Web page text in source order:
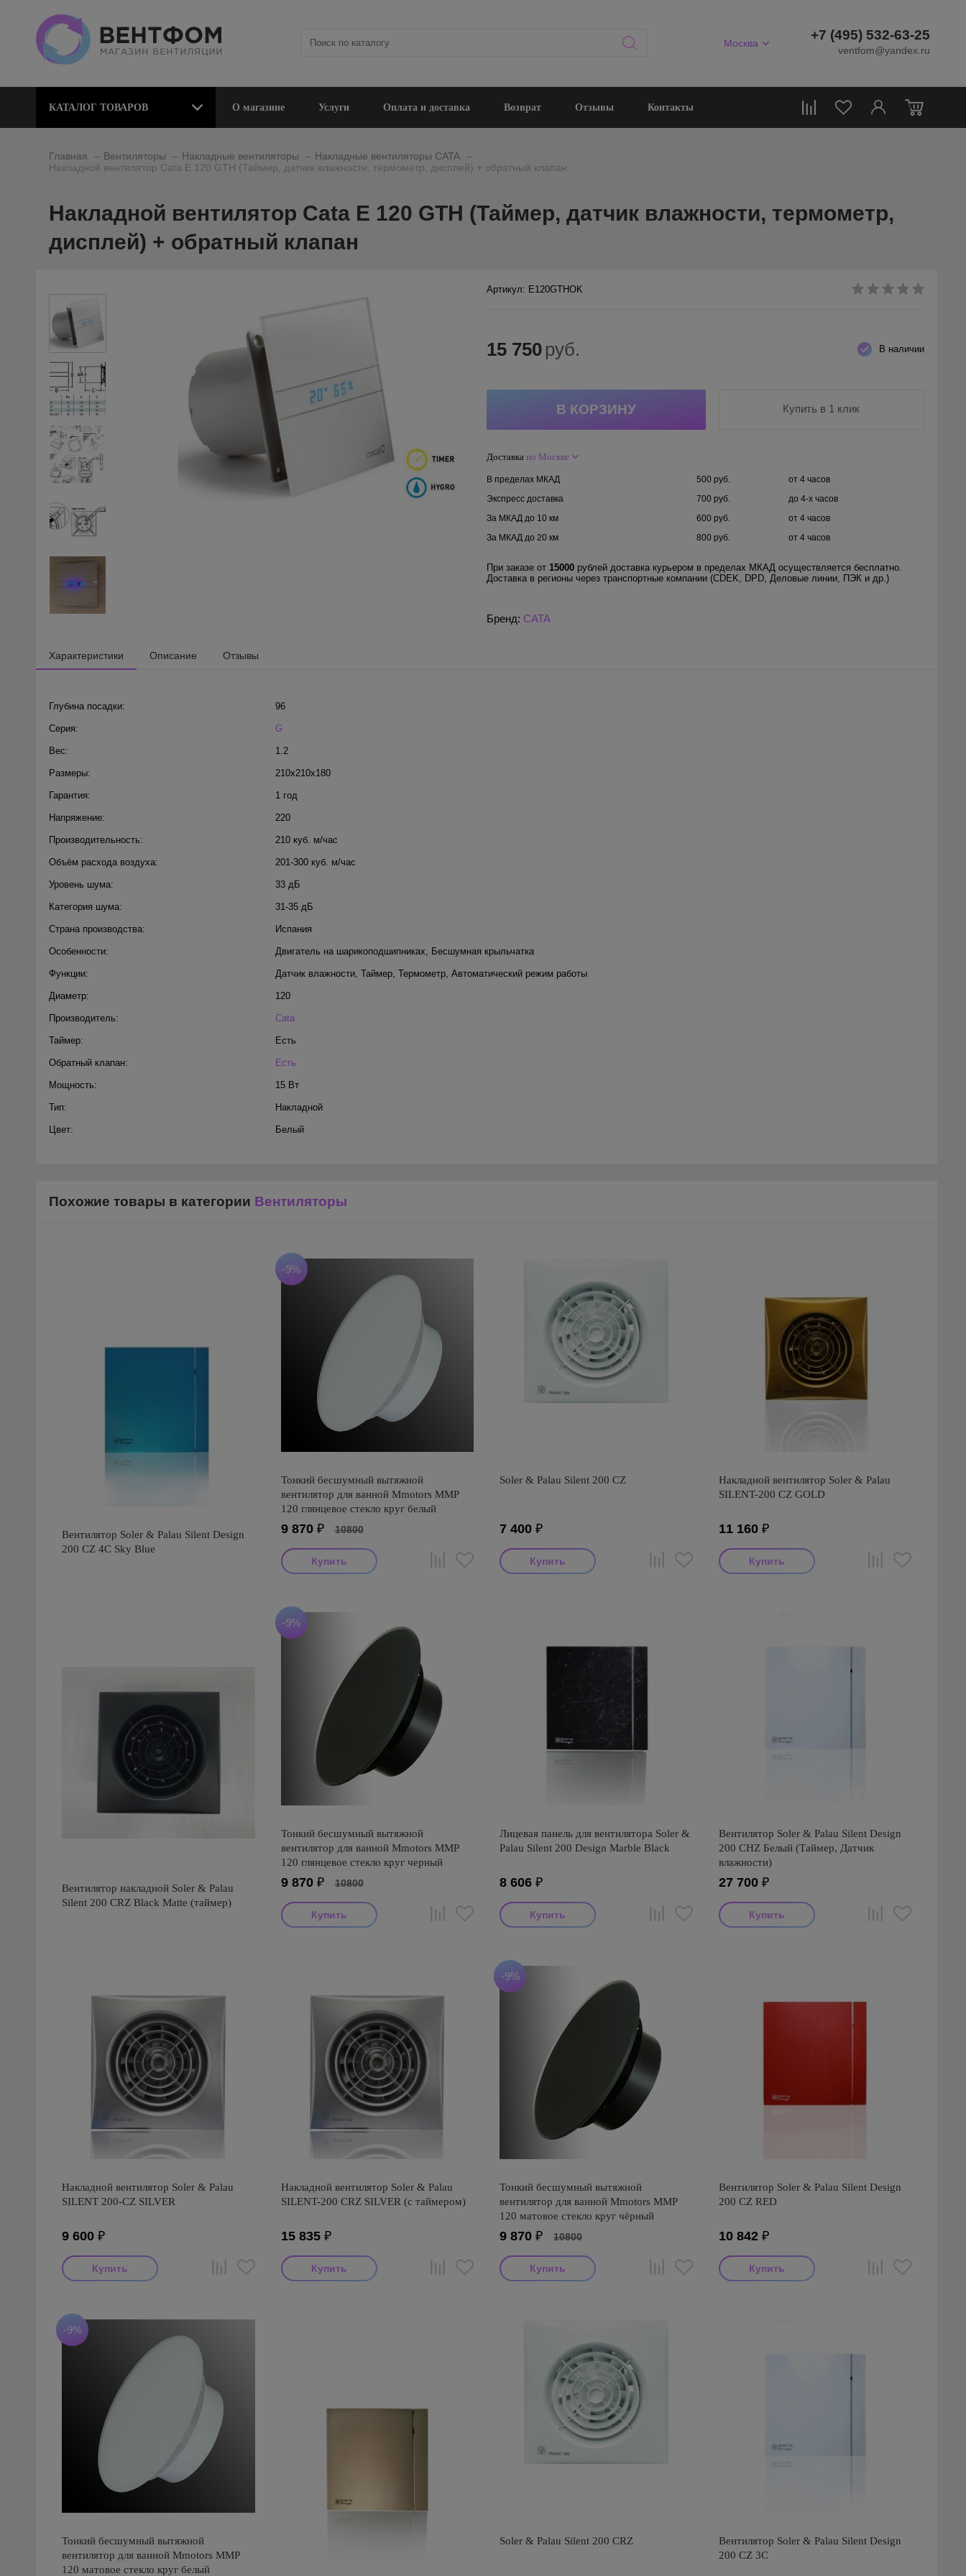
Москва
+7 (495) 532-63-25
ventfom@yandex.ru
0
КАТАЛОГ ТОВАРОВ О магазине Услуги Оплата и доставка Возврат Отзывы Контакты
Главная Вентиляторы Накладные вентиляторы Накладные вентиляторы CATA
Накладной вентилятор Cata E 120 GTH (Таймер, датчик влажности, термометр, дисплей) + обратный клапан
Накладной вентилятор Cata E 120 GTH (Таймер, датчик влажности, термометр,
дисплей) + обратный клапан
Артикул: E120GTHOK
В наличии
15 750 руб.
Купить в 1 клик
Доставка по Москве
В пределах МКАД 500 руб.
от 4 часов
Экспресс доставка
700 руб.
до 4-х часов
За МКАД до 10 км
600 руб.
от 4 часов
За МКАД до 20 км
800 руб. от 4 часов
При заказе от 15000 рублей доставка курьером в пределах МКАД осуществляется бесплатно.
Доставка в регионы через транспортные компании (CDEK, DPD, Деловые линии, ПЭК и др.)
Бренд: CATA
Характеристики Описание Отзывы
Глубина посадки: 96
Серия: G
Вес: 1.2
Размеры: 210x210x180
Гарантия: 1 год
Напряжение: 220
Производительность: 210 куб. м/час
Объём расхода воздуха: 201-300 куб. м/час
Уровень шума: 33 дБ
Категория шума: 31-35 дБ
Страна производства: Испания
Особенности: Двигатель на шарикоподшипниках, Бесшумная крыльчатка
Функции: Датчик влажности, Таймер, Термометр, Автоматический режим работы
Диаметр: 120
Производитель: Cata
Таймер: Есть
Обратный клапан: Есть
Мощность: 15 Вт
Тип: Накладной
Цвет: Белый
Похожие товары в категории Вентиляторы
Вентилятор Soler & Palau Silent Design
200 CZ 4C Sky Blue
-9%
Тонкий бесшумный вытяжной
вентилятор для ванной Mmotors ММР
120 глянцевое стекло круг белый
9 870₽ 10800
Soler & Palau Silent 200 CZ
7 400 ₽
Накладной вентилятор Soler & Palau
SILENT-200 CZ GOLD
11 160₽
Вентилятор накладной Soler & Palau
Silent 200 CRZ Black Matte (таймер)
-9%
Тонкий бесшумный вытяжной
вентилятор для ванной Mmotors ММР
120 глянцевое стекло круг черный
9 870₽ 10800
Лицевая панель для вентилятора Soler &
Palau Silent 200 Design Marble Black
8 606 ₽
Вентилятор Soler & Palau Silent Design
200 CHZ Белый (Таймер, Датчик
влажности)
27 700₽
Накладной вентилятор Soler & Palau
SILENT 200-CZ SILVER
9 600 ₽
Накладной вентилятор Soler & Palau
SILENT-200 CRZ SILVER (с таймером)
15 835₽
-9%
Тонкий бесшумный вытяжной
вентилятор для ванной Mmotors ММР
120 матовое стекло круг чёрный
9 870 ₽ 10800
Вентилятор Soler & Palau Silent Design
200 CZ RED
10 842₽
-9%
Тонкий бесшумный вытяжной
вентилятор для ванной Mmotors ММР
120 матовое стекло круг белый
Soler & Palau Silent 200 CRZ
Вентилятор Soler & Palau Silent Design
200 CZ 3C